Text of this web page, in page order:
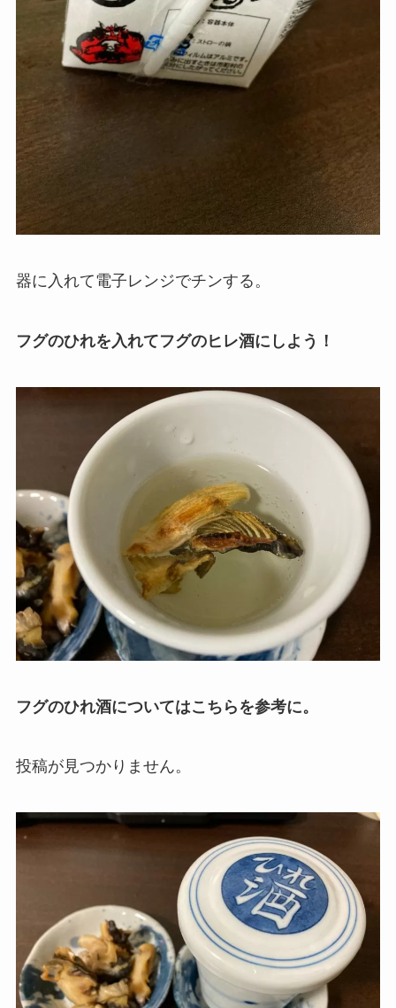
器に入れて電子レンジでチンする。
フグのひれを入れてフグのヒレ酒にしよう！
フグのひれ酒についてはこちらを参考に。
投稿が見つかりません。